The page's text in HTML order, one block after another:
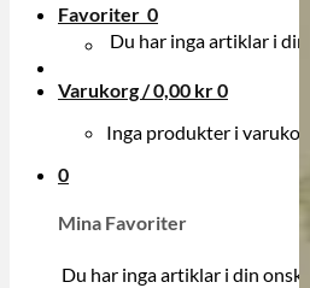
Favoriter 0
Du har inga artiklar i din
Varukorg /0,00 kr0
Inga produkter i
0
Mina Favoriter
Du har inga artiklar i din